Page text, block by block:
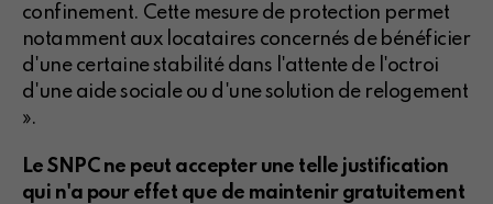
confinement. Cette mesure de protection permet
notamment aux locataires concernés de bénéficier
d'une certaine stabilité dans l'attente de l'octroi
d'une aide sociale ou d'une solution de relogement
».
Le SNPC ne peut accepter une telle justification
qui n'a pour effet que de maintenir gratuitement